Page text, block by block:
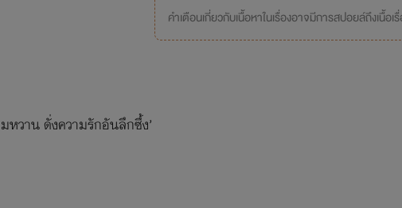
คำเตือนเกี่ยวกับเนื้อหาในเรื่องอาจมีการสปอยล์ถึงเนื้อเ
วาน ดั่งความรักอันลึกซึ้ง’